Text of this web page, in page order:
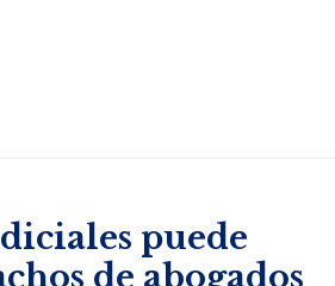
puede
de abogados